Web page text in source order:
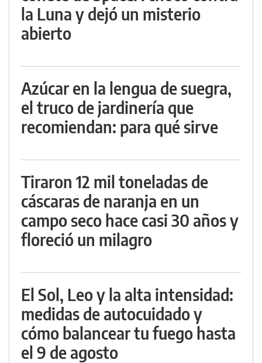
la Luna y dejó un misterio
abierto
Azúcar en la lengua de suegra,
el truco de jardinería que
recomiendan: para qué sirve
Tiraron 12 mil toneladas de
cáscaras de naranja en un
campo seco hace casi 30 años y
floreció un milagro
El Sol, Leo y la alta intensidad:
medidas de autocuidado y
cómo balancear tu fuego hasta
el 9 de agosto